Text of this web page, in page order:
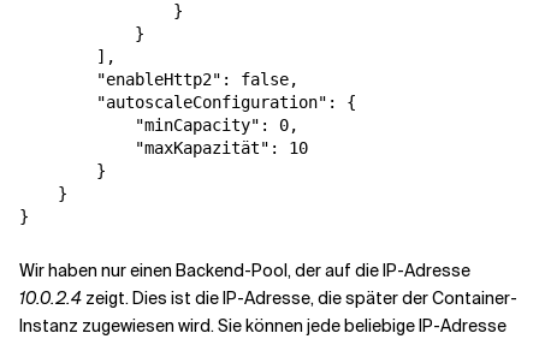
}
}
],
"enableHttp2" : false,
"autoscaleConfiguration" :
{
"minCapacity" : 0,
"maxKapazität" :
10
}
}
}
Wir haben nur einen Backend-Pool, der auf die IP-Adresse
10.0.2.4 zeigt. Dies ist die IP-Adresse, die später der Container-
Instanz zugewiesen wird. Sie können jede beliebige IP-Adresse